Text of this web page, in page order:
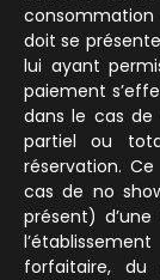
doit se
lui ayant
paiement
dans le cas
partiel ou
réservation.
cas de no
présent)
forfaitaire, du